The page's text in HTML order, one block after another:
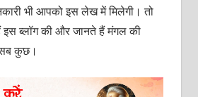
भी आपको इस लेख में मिलेगी। तो
ब्लॉग की और जानते हैं मंगल की
कुछ।